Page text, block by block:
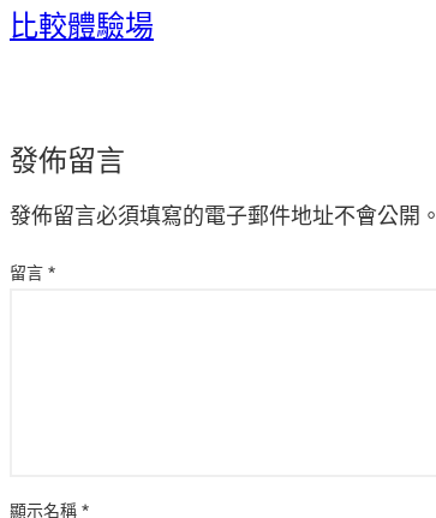
比較體驗場
發佈留言
發佈留言必須填寫的電子郵件地址不會公開。
留言 *
顯示名稱 *